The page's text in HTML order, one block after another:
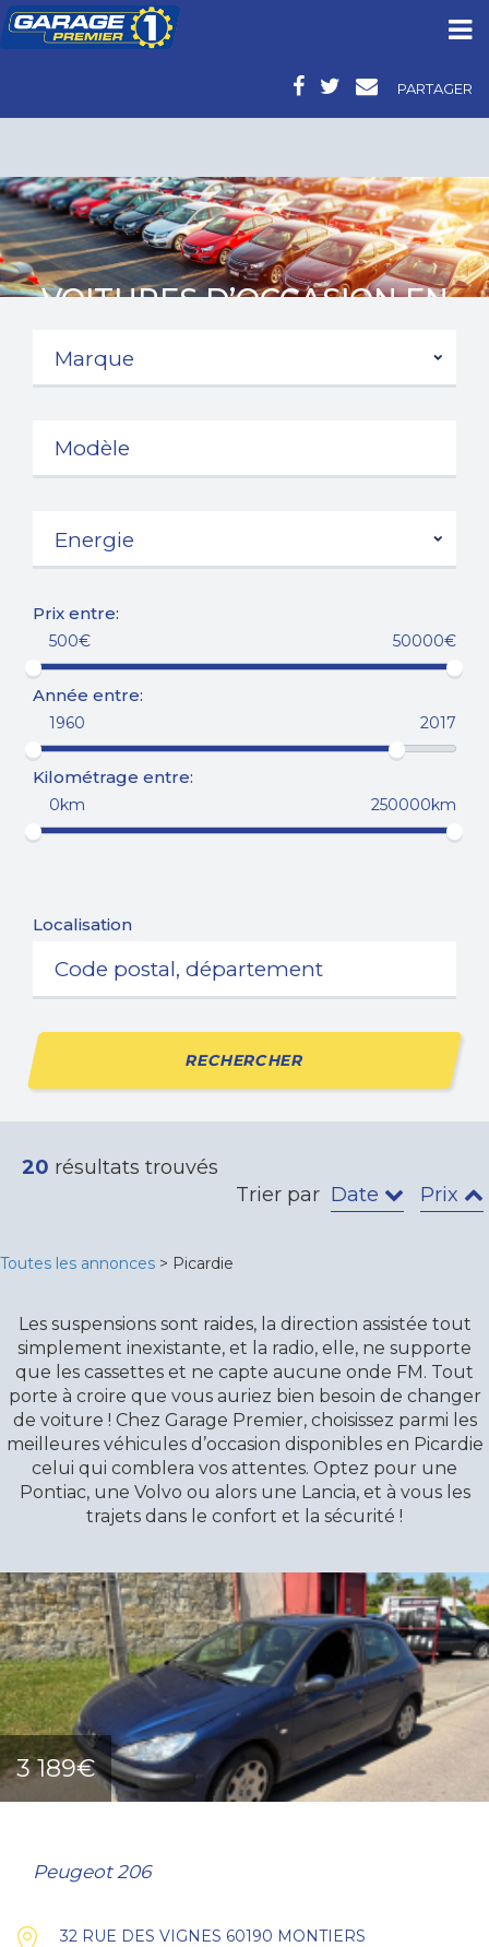
PARTAGER
VOITURES D’OCCASION EN
Prix entre:
500€ 50000€
Année entre:
1960 2017
Kilométrage entre:
0km 250000km
Localisation
RECHERCHER
20 résultats trouvés
Trier par Date Prix
Toutes les annonces > Picardie
Les suspensions sont raides, la direction assistée tout
simplement inexistante, et la radio, elle, ne supporte
que les cassettes et ne capte aucune onde FM. Tout
porte à croire que vous auriez bien besoin de changer
de voiture ! Chez Garage Premier, choisissez parmi les
meilleures véhicules d’occasion disponibles en Picardie
celui qui comblera vos attentes. Optez pour une
Pontiac, une Volvo ou alors une Lancia, et à vous les
trajets dans le confort et la sécurité !
3 189€
Peugeot 206
32 RUE DES VIGNES 60190 MONTIERS